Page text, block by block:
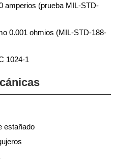
amperios (prueba MIL-STD-
0.001 ohmios (MIL-STD-188-
1024-1
estañado